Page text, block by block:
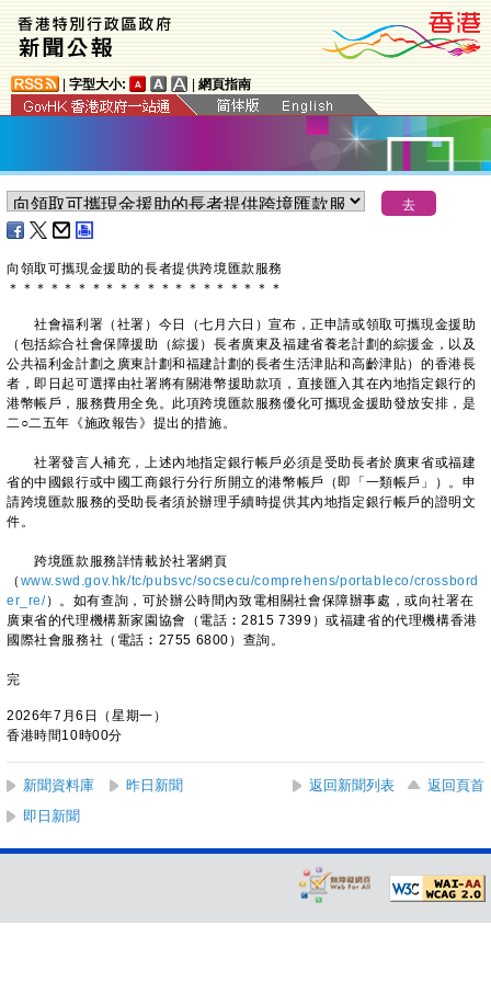
字型大小: 網頁指南
向領取可攜現金援助的長者提供跨境匯款服務
＊ ＊ ＊ ＊ ＊ ＊ ＊ ＊ ＊ ＊ ＊ ＊ ＊ ＊ ＊ ＊ ＊ ＊ ＊ ＊
社會福利署（社署）今日（七月六日）宣布，正申請或領取可攜現金援助
（包括綜合社會保障援助（綜援）長者廣東及福建省養老計劃的綜援金，以及
公共福利金計劃之廣東計劃和福建計劃的長者生活津貼和高齡津貼）的香港長
者，即日起可選擇由社署將有關港幣援助款項，直接匯入其在內地指定銀行的
港幣帳戶，服務費用全免。此項跨境匯款服務優化可攜現金援助發放安排，是
二○二五年《施政報告》提出的措施。
社署發言人補充，上述內地指定銀行帳戶必須是受助長者於廣東省或福建
省的中國銀行或中國工商銀行分行所開立的港幣帳戶（即「一類帳戶」）。申
請跨境匯款服務的受助長者須於辦理手續時提供其內地指定銀行帳戶的證明文
件。
跨境匯款服務詳情載於社署網頁
（ www.swd.gov.hk/tc/pubsvc/socsecu/comprehens/portableco/crossbord
er_re/）。如有查詢，可於辦公時間內致電相關社會保障辦事處，或向社署在
廣東省的代理機構新家園協會（電話︰2815 7399）或福建省的代理機構香港
國際社會服務社（電話︰2755 6800）查詢。
完
2026年7月6日（星期一）
香港時間10時00分
新聞資料庫 昨日新聞 返回新聞列表
返回頁首
即日新聞